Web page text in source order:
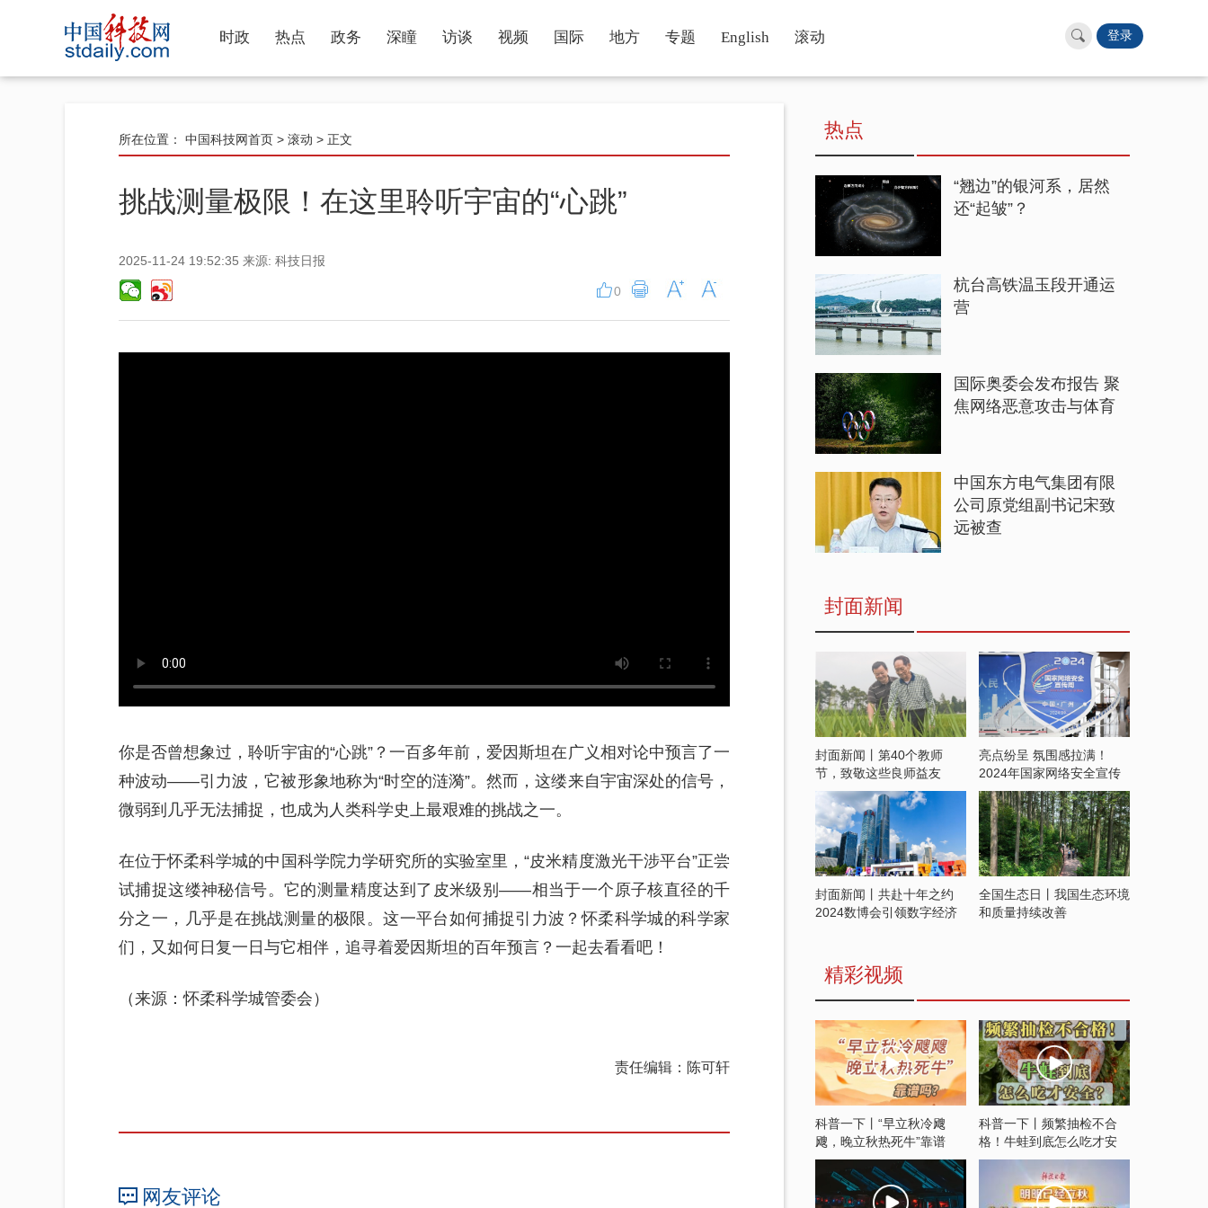
时政 热点 政务 深瞳 访谈 视频 国际 地方 专题 English 滚动 登录
所在位置： 中国科技网首页 > 滚动 > 正文
挑战测量极限！在这里聆听宇宙的“心跳”
2025-11-24 19:52:35 来源: 科技日报
0
你是否曾想象过，聆听宇宙的“心跳”？一百多年前，爱因斯坦在广义相对论中预言了一
种波动——引力波，它被形象地称为“时空的涟漪”。然而，这缕来自宇宙深处的信号，
微弱到几乎无法捕捉，也成为人类科学史上最艰难的挑战之一。
在位于怀柔科学城的中国科学院力学研究所的实验室里，“皮米精度激光干涉平台”正尝
试捕捉这缕神秘信号。它的测量精度达到了皮米级别——相当于一个原子核直径的千
分之一，几乎是在挑战测量的极限。这一平台如何捕捉引力波？怀柔科学城的科学家
们，又如何日复一日与它相伴，追寻着爱因斯坦的百年预言？一起去看看吧！
（来源：怀柔科学城管委会）
责任编辑：陈可轩
网友评论
热点
“翘边”的银河系，居然
还“起皱”？
杭台高铁温玉段开通运
营
国际奥委会发布报告 聚
焦网络恶意攻击与体育
中国东方电气集团有限
公司原党组副书记宋致
远被查
封面新闻
封面新闻丨第40个教师
节，致敬这些良师益友
亮点纷呈 氛围感拉满！
2024年国家网络安全宣传
周开启
封面新闻丨共赴十年之约
2024数博会引领数字经济
全国生态日丨我国生态环境
和质量持续改善
精彩视频
科普一下丨“早立秋冷飕
飕，晚立秋热死牛”靠谱
吗？
科普一下丨频繁抽检不合
格！牛蛙到底怎么吃才安
全？